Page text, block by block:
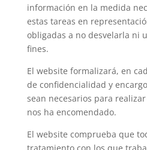
información en la medida
estas tareas en
obligadas a no desvelarla ni
fines.
El website formalizará, en
de confidencialidad y
sean necesarios para
nos ha encomendado.
El website comprueba que